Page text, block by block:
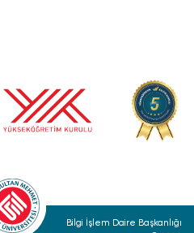
Bilgi İşlem Daire Başkanlığı